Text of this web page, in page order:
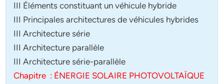
III Éléments constituant un véhicule hybride
III Principales architectures de véhicules hybrides
III Architecture série
III Architecture parallèle
III Architecture série-parallèle
Chapitre : ÉNERGIE SOLAIRE PHOTOVOLTAÏQUE